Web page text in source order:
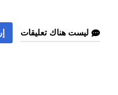
ليست هناك تعليقات